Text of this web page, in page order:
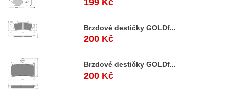
199 Kč
Brzdové destičky GOLDf...
200 Kč
Brzdové destičky GOLDf...
200 Kč